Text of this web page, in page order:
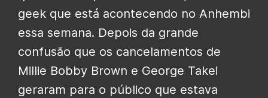
geek que está acontecendo no Anhembi
essa semana. Depois da grande
confusão que os cancelamentos de
Millie Bobby Brown e George Takei
geraram para o público que estava